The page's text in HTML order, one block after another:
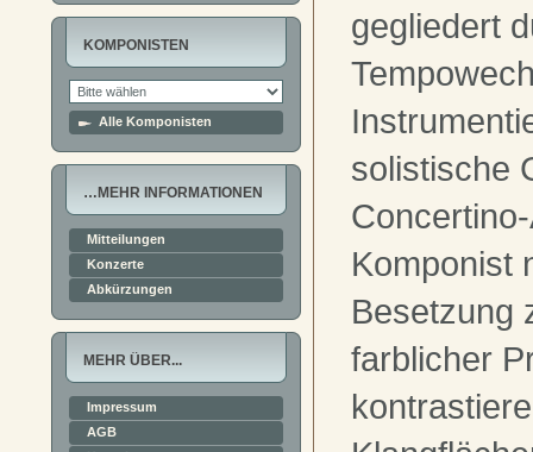
KOMPONISTEN
Alle Komponisten
…MEHR INFORMATIONEN
Mitteilungen
Konzerte
Abkürzungen
MEHR ÜBER...
Impressum
AGB
gegliedert
solistische
Komponist
Besetzung
farblicher